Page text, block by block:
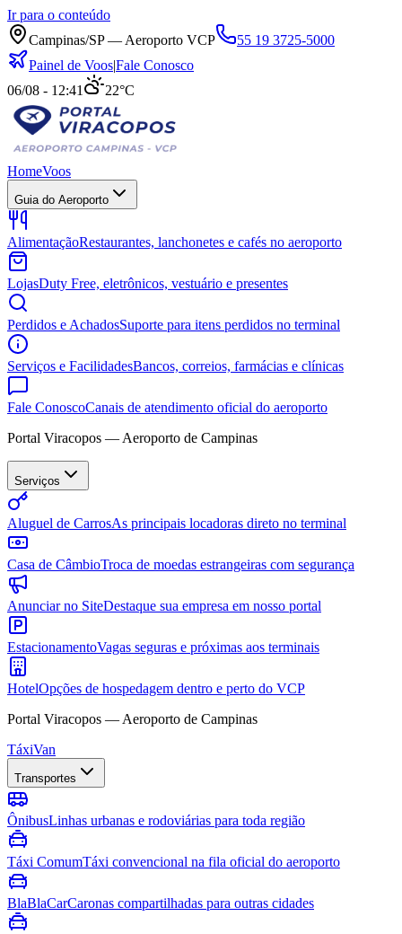
Ir para o conteúdo
Campinas/SP — Aeroporto VCP
55 19 3725-5000
Painel de Voos|Fale Conosco
06/08 - 12:41
22°C
HomeVoos
Guia do Aeroporto
AlimentaçãoRestaurantes, lanchonetes e cafés no aeroporto
LojasDuty Free, eletrônicos, vestuário e presentes
Perdidos e AchadosSuporte para itens perdidos no terminal
Serviços e FacilidadesBancos, correios, farmácias e clínicas
Fale ConoscoCanais de atendimento oficial do aeroporto
Portal Viracopos — Aeroporto de Campinas
Serviços
Aluguel de CarrosAs principais locadoras direto no terminal
Casa de CâmbioTroca de moedas estrangeiras com segurança
Anunciar no SiteDestaque sua empresa em nosso portal
EstacionamentoVagas seguras e próximas aos terminais
HotelOpções de hospedagem dentro e perto do VCP
Portal Viracopos — Aeroporto de Campinas
TáxiVan
Transportes
ÔnibusLinhas urbanas e rodoviárias para toda região
Táxi ComumTáxi convencional na fila oficial do aeroporto
BlaBlaCarCaronas compartilhadas para outras cidades